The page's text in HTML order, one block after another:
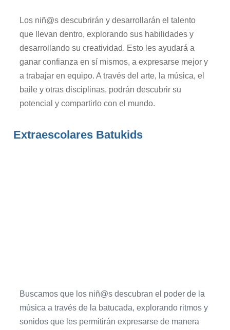
Los niñ@s descubrirán y desarrollarán el talento
que llevan dentro, explorando sus habilidades y
desarrollando su creatividad. Esto les ayudará a
ganar confianza en sí mismos, a expresarse mejor y
a trabajar en equipo. A través del arte, la música, el
baile y otras disciplinas, podrán descubrir su
potencial y compartirlo con el mundo.
Extraescolares Batukids
Buscamos que los niñ@s descubran el poder de la
música a través de la batucada, explorando ritmos y
sonidos que les permitirán expresarse de manera